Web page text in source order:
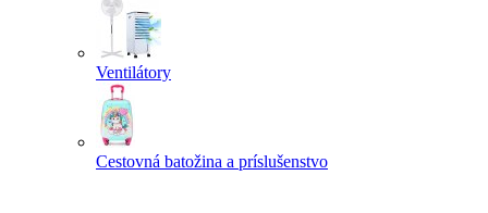
Ventilátory
Cestovná batožina a príslušenstvo